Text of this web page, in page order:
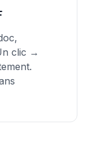
clic →